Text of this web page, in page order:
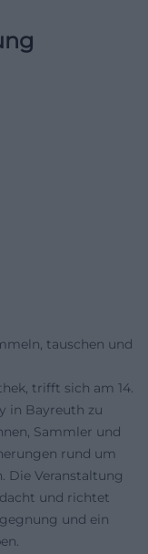
tauschen und
trifft sich am 14.
in Bayreuth zu
Sammler und
rund um
Die Veranstaltung
und richtet
und ein